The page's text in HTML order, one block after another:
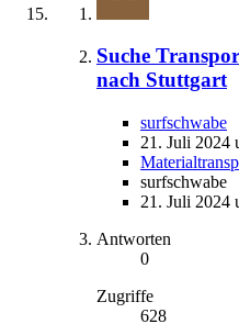
Suche
nach Stuttgart
surfschwabe
21. Juli 2024
surfschwabe
21. Juli 2024
Antworten
0
Zugriffe
628